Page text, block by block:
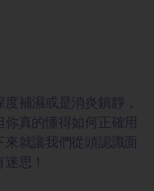
補濕或是消炎鎮靜，
你真的懂得如何正確用
來就讓我們從頭認識面
思！